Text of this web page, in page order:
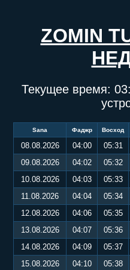
ZOMIN
Текущее время:
Sana Фаджр Восход
08.08.2026 04:00 05:31
09.08.2026
04:02 05:32
10.08.2026
04:03 05:33
11.08.2026
04:04 05:34
12.08.2026
04:06 05:35
13.08.2026
04:07 05:36
14.08.2026
04:09 05:37
15.08.2026
04:10 05:38